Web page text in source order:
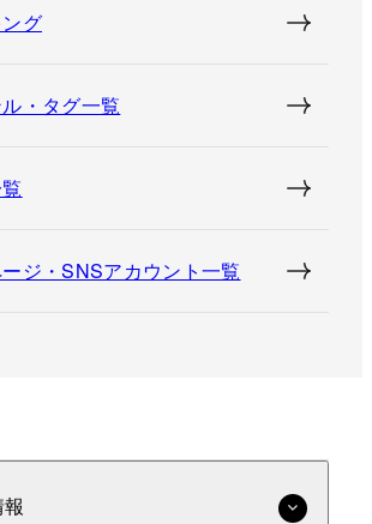
グ
・タグ一覧
ジ・SNSアカウント一覧